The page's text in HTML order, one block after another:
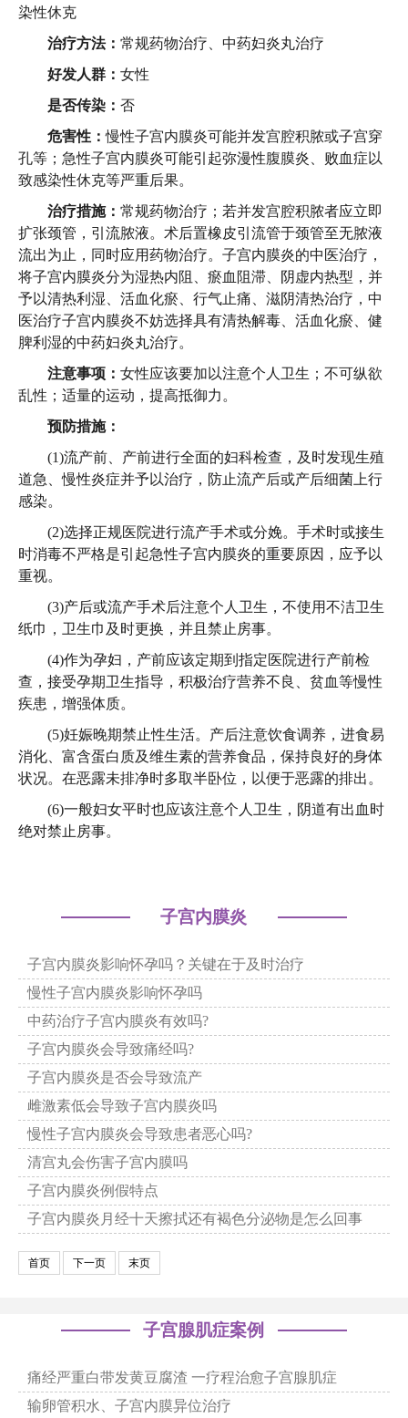
染性休克
治疗方法： 常规药物治疗、中药妇炎丸治疗
好发人群： 女性
是否传染： 否
危害性：慢性子宫内膜炎可能并发宫腔积脓或子宫穿
孔等；急性子宫内膜炎可能引起弥漫性腹膜炎、败血症以
致感染性休克等严重后果。
治疗措施： 常规药物治疗；若并发宫腔积脓者应立即
扩张颈管，引流脓液。术后置橡皮引流管于颈管至无脓液
流出为止，同时应用药物治疗。子宫内膜炎的中医治疗，
将子宫内膜炎分为湿热内阻、瘀血阻滞、阴虚内热型，并
予以清热利湿、活血化瘀、行气止痛、滋阴清热治疗，中
医治疗子宫内膜炎不妨选择具有清热解毒、活血化瘀、健
脾利湿的中药妇炎丸治疗。
注意事项： 女性应该要加以注意个人卫生；不可纵欲
乱性；适量的运动，提高抵御力。
预防措施：
(1)流产前、产前进行全面的妇科检查，及时发现生殖
道急、慢性炎症并予以治疗，防止流产后或产后细菌上行
感染。
(2)选择正规医院进行流产手术或分娩。手术时或接生
时消毒不严格是引起急性子宫内膜炎的重要原因，应予以
重视。
(3)产后或流产手术后注意个人卫生，不使用不洁卫生
纸巾，卫生巾及时更换，并且禁止房事。
(4)作为孕妇，产前应该定期到指定医院进行产前检
查，接受孕期卫生指导，积极治疗营养不良、贫血等慢性
疾患，增强体质。
(5)妊娠晚期禁止性生活。产后注意饮食调养，进食易
消化、富含蛋白质及维生素的营养食品，保持良好的身体
状况。在恶露未排净时多取半卧位，以便于恶露的排出。
(6)一般妇女平时也应该注意个人卫生，阴道有出血时
绝对禁止房事。
子宫内膜炎
子宫内膜炎影响怀孕吗？关键在于及时治疗
慢性子宫内膜炎影响怀孕吗
中药治疗子宫内膜炎有效吗?
子宫内膜炎会导致痛经吗?
子宫内膜炎是否会导致流产
雌激素低会导致子宫内膜炎吗
慢性子宫内膜炎会导致患者恶心吗?
清宫丸会伤害子宫内膜吗
子宫内膜炎例假特点
子宫内膜炎月经十天擦拭还有褐色分泌物是怎么回事
首页 下一页 末页
子宫腺肌症案例
痛经严重白带发黄豆腐渣 一疗程治愈子宫腺肌症
输卵管积水、子宫内膜异位治疗